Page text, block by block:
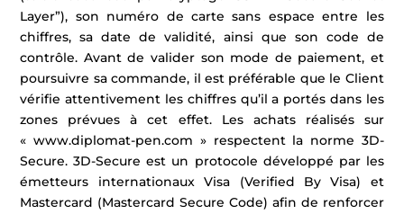
Layer”), son numéro de carte sans espace entre les
chiffres, sa date de validité, ainsi que son code de
contrôle. Avant de valider son mode de paiement, et
poursuivre sa commande, il est préférable que le Client
vérifie attentivement les chiffres qu’il a portés dans les
zones prévues à cet effet. Les achats réalisés sur
« www.diplomat-pen.com » respectent la norme 3D-
Secure. 3D-Secure est un protocole développé par les
émetteurs internationaux Visa (Verified By Visa) et
Mastercard (Mastercard Secure Code) afin de renforcer